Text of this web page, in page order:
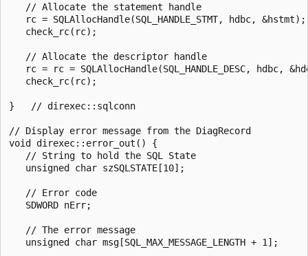
   // Allocate the statement handle
   rc = SQLAllocHandle(SQL_HANDLE_STMT, hdbc, &hstmt);
   check_rc(rc);
   // Allocate the descriptor handle
rc = rc = SQLAllocHandle(SQL_HANDLE_DESC, hdbc,
   check_rc(rc);
}   // direxec::sqlconn
// Display error message from the DiagRecord
void direxec::error_out() {
   // String to hold the SQL State
   unsigned char szSQLSTATE[10];
   // Error code
   SDWORD nErr;
   // The error message
   unsigned char msg[SQL_MAX_MESSAGE_LENGTH + 1];